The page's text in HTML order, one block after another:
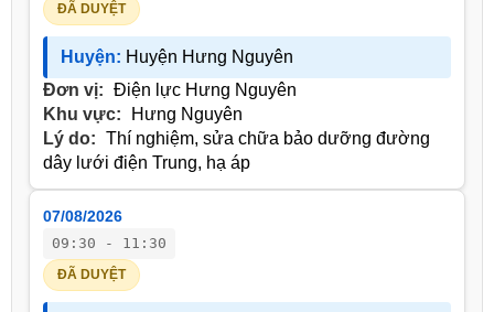
ĐÃ DUYỆT
Huyện: Huyện Hưng Nguyên
Đơn vị: Điện lực Hưng Nguyên
Khu vực:
Hưng Nguyên
Lý do: Thí nghiệm, sửa chữa bảo dưỡng đường
dây lưới điện Trung, hạ áp
07/08/2026
09:30 - 11:30
ĐÃ DUYỆT